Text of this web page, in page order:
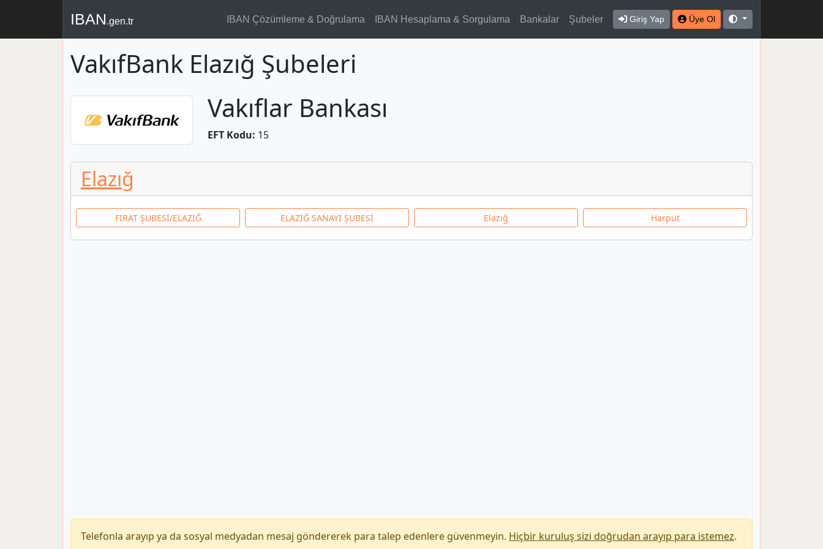
IBAN.gen.tr IBAN Çözümleme & Doğrulama IBAN Hesaplama & Sorgulama Bankalar Şubeler Giriş Yap Üye Ol
VakıfBank Elazığ Şubeleri
Vakıflar Bankası
EFT Kodu: 15
Elazığ
FIRAT ŞUBESİ/ELAZIĞ ELAZIĞ SANAYİ ŞUBESİ Elazığ Harput
Telefonla arayıp ya da sosyal medyadan mesaj göndererek para talep edenlere güvenmeyin. Hiçbir kuruluş sizi doğrudan arayıp para istemez.